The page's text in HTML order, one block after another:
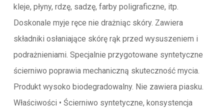
kleje, płyny, rdzę, sadzę, farby poligraficzne, itp.
Doskonale myje ręce nie drażniąc skóry. Zawiera
składniki osłaniające skórę rąk przed wysuszeniem i
podrażnieniami. Specjalnie przygotowane syntetyczne
ścierniwo poprawia mechaniczną skuteczność mycia.
Produkt wysoko biodegradowalny. Nie zawiera piasku.
Właściwości • Ścierniwo syntetyczne, konsystencja